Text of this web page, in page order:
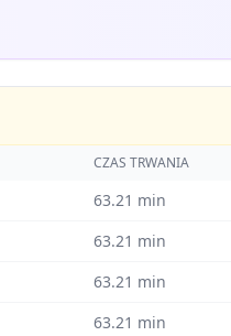
CZAS TRWANIA
63.21 min
63.21 min
63.21 min
63.21 min